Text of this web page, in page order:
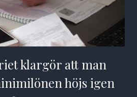
klargör att man
höjs igen